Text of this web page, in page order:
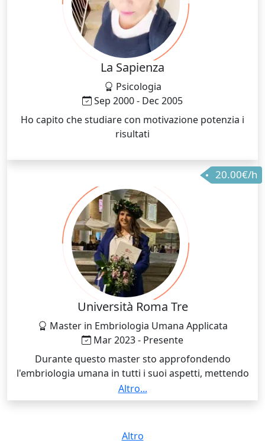
La Sapienza
Psicologia
Sep 2000 - Dec 2005
Ho capito che studiare con motivazione potenzia i
risultati
20.00€/h
Università Roma Tre
Master in Embriologia Umana Applicata
Mar 2023 - Presente
Durante questo master sto approfondendo
l'embriologia umana in tutti i suoi aspetti, mettendo
anche in pratica tramite laboratori e tirocini in centro
di PMA tutto ciò che riguarda questo mondo
Altro...
Altro